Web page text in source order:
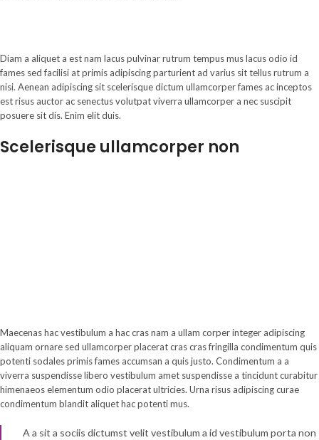
Diam a aliquet a est nam lacus pulvinar rutrum tempus mus lacus odio id
fames sed facilisi at primis adipiscing parturient ad varius sit tellus rutrum a
nisi. Aenean adipiscing sit scelerisque dictum ullamcorper fames ac inceptos
est risus auctor ac senectus volutpat viverra ullamcorper a nec suscipit
posuere sit dis. Enim elit duis.
Scelerisque ullamcorper non
Maecenas hac vestibulum a hac cras nam a ullam corper integer adipiscing
aliquam ornare sed ullamcorper placerat cras cras fringilla condimentum quis
potenti sodales primis fames accumsan a quis justo. Condimentum a a
viverra suspendisse libero vestibulum amet suspendisse a tincidunt curabitur
himenaeos elementum odio placerat ultricies. Urna risus adipiscing curae
condimentum blandit aliquet hac potenti mus.
A a sit a sociis dictumst velit vestibulum a id vestibulum porta non